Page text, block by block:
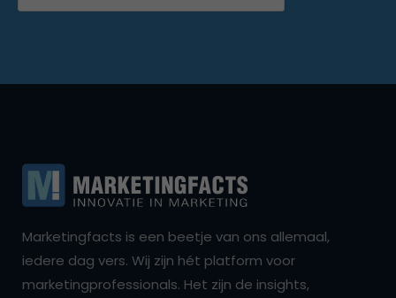
Marketingfacts is een beetje van ons allemaal,
iedere dag vers. Wij zijn hét platform voor
marketingprofessionals. Het zijn de insights,